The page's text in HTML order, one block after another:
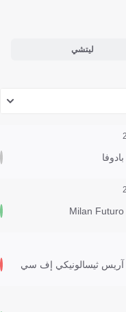
ليتشي
بادوفا
Milan Futuro
آريس ثيسالونيكي إف سي